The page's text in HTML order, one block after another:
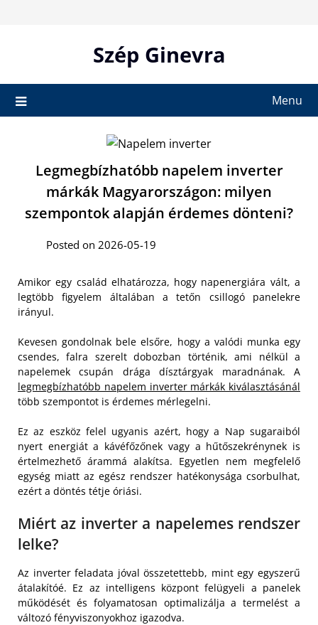
Szép Ginevra
Menu
Legmegbízhatóbb napelem inverter
márkák Magyarországon: milyen
szempontok alapján érdemes dönteni?
Posted on 2026-05-19
Amikor egy család elhatározza, hogy napenergiára vált, a
legtöbb figyelem általában a tetőn csillogó panelekre
irányul.
Kevesen gondolnak bele elsőre, hogy a valódi munka egy
csendes, falra szerelt dobozban történik, ami nélkül a
napelemek csupán drága dísztárgyak maradnának. A
legmegbízhatóbb napelem inverter márkák kiválasztásánál
több szempontot is érdemes mérlegelni.
Ez az eszköz felel ugyanis azért, hogy a Nap sugaraiból
nyert energiát a kávéfőzőnek vagy a hűtőszekrénynek is
értelmezhető árammá alakítsa. Egyetlen nem megfelelő
egység miatt az egész rendszer hatékonysága csorbulhat,
ezért a döntés tétje óriási.
Miért az inverter a napelemes rendszer
lelke?
Az inverter feladata jóval összetettebb, mint egy egyszerű
átalakítóé. Ez az intelligens központ felügyeli a panelek
működését és folyamatosan optimalizálja a termelést a
változó fényviszonyokhoz igazodva.